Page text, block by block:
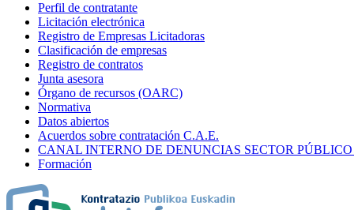
Perfil de contratante
Licitación electrónica
Registro de Empresas Licitadoras
Clasificación de empresas
Registro de contratos
Junta asesora
Órgano de recursos (OARC)
Normativa
Datos abiertos
Acuerdos sobre contratación C.A.E.
CANAL INTERNO DE DENUNCIAS SECTOR
Formación